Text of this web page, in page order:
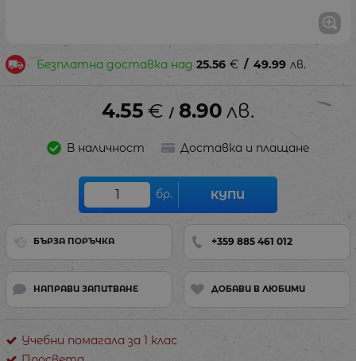
Безплатна доставка над 25.56 € / 49.99 лв.
4.55 € / 8.90 лв.
В наличност Доставка и плащане
бр. КУПИ
БЪРЗА ПОРЪЧКА +359 885 461 012
НАПРАВИ ЗАПИТВАНЕ ДОБАВИ В ЛЮБИМИ
Учебни помагала за 1 клас